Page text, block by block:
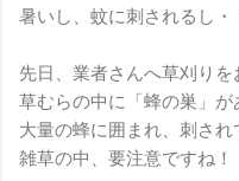
暑いし、蚊に刺されるし・
先日、業者さんへ草刈りを
草むらの中に「蜂の巣」が
大量の蜂に囲まれ、刺され
雑草の中、要注意ですね！